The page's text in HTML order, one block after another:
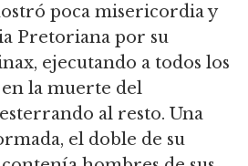
poca misericordia y
Pretoriana por su
ejecutando a todos los
la muerte del
al resto. Una
el doble de su